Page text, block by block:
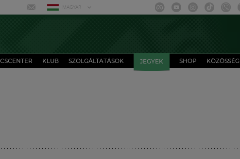
MAGYAR
KLUB SZOLGÁLTATÁSOK JEGYEK SHOP KÖZÖSSÉG